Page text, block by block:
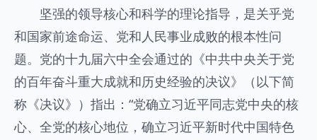
坚强的领导核心和科学的理论指导，是关乎党
和国家前途命运、党和人民事业成败的根本性问
题。党的十九届六中全会通过的《中共中央关于党
的百年奋斗重大成就和历史经验的决议》（以下简
称《决议》）指出：“党确立习近平同志党中央的核
心、全党的核心地位，确立习近平新时代中国特色